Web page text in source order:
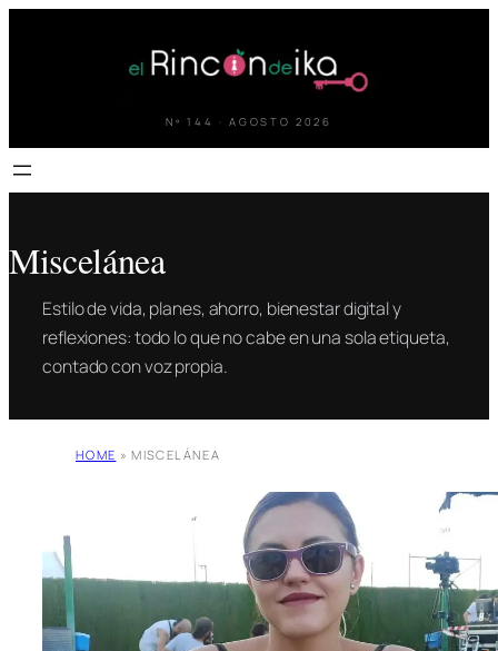
Nº 144 · AGOSTO 2026
Miscelánea
Estilo de vida, planes, ahorro, bienestar digital y
reflexiones: todo lo que no cabe en una sola etiqueta,
contado con voz propia.
HOME » MISCELÁNEA